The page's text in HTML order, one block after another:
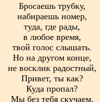
Бросаешь трубку,
набираешь номер,
туда, где рады,
в любое время,
твой голос слышать.
Но на другом конце,
не восклик радостный,
Привет, ты как?
Куда пропал?
Мы без тебя скучаем,